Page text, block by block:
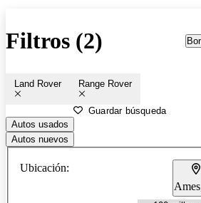
Filtros (2)
Land Rover Range Rover
Guardar búsqueda
Autos usados
Autos nuevos
Ubicación: